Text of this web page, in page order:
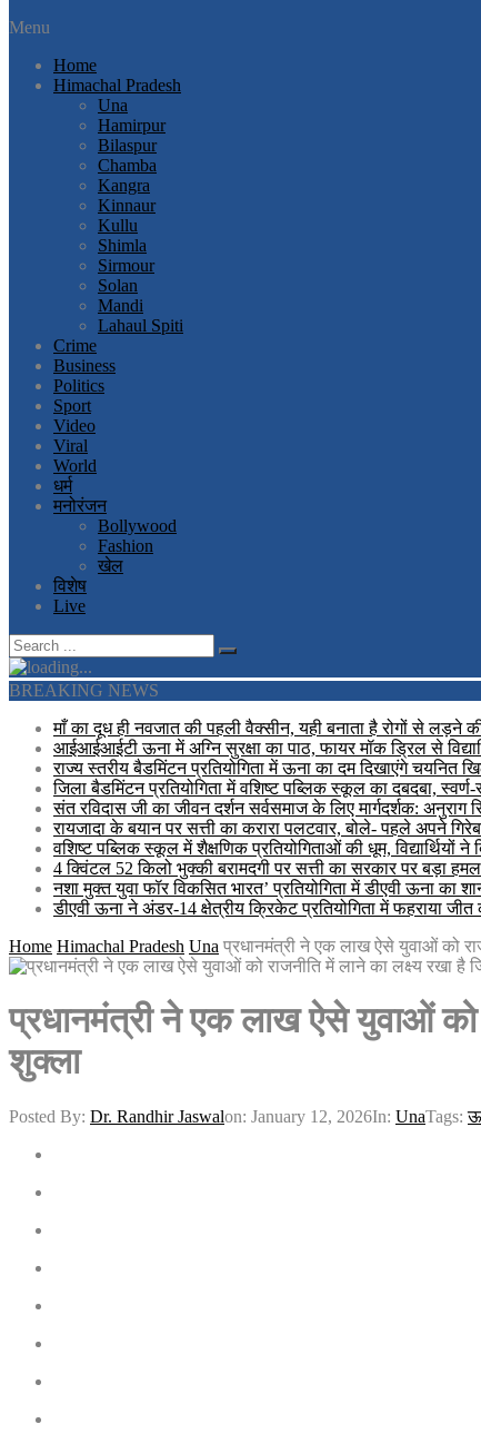
Menu
Home
Himachal Pradesh
Una
Hamirpur
Bilaspur
Chamba
Kangra
Kinnaur
Kullu
Shimla
Sirmour
Solan
Mandi
Lahaul Spiti
Crime
Business
Politics
Sport
Video
Viral
World
धर्म
मनोरंजन
Bollywood
Fashion
खेल
विशेष
Live
BREAKING NEWS
माँ का दूध ही नवजात की पहली वैक्सीन, यही बनाता है रोगों से लड़ने
आईआईआईटी ऊना में अग्नि सुरक्षा का पाठ, फायर मॉक ड्रिल से
राज्य स्तरीय बैडमिंटन प्रतियोगिता में ऊना का दम दिखाएंगे चयनित
जिला बैडमिंटन प्रतियोगिता में वशिष्ट पब्लिक स्कूल का दबदबा,
संत रविदास जी का जीवन दर्शन सर्वसमाज के लिए मार्गदर्शक: अनुराग
रायजादा के बयान पर सत्ती का करारा पलटवार, बोले- पहले अपने
वशिष्ट पब्लिक स्कूल में शैक्षणिक प्रतियोगिताओं की धूम, विद्यार्थियों ने
4 क्विंटल 52 किलो भुक्की बरामदगी पर सत्ती का सरकार पर बड़ा
नशा मुक्त युवा फॉर विकसित भारत’ प्रतियोगिता में डीएवी ऊना का
डीएवी ऊना ने अंडर-14 क्षेत्रीय क्रिकेट प्रतियोगिता में फहराया
Home Himachal Pradesh Una प्रधानमंत्री ने एक लाख ऐसे युवाओं को
प्रधानमंत्री ने एक लाख ऐसे युवाओं को
शुक्ला
Posted By: Dr. Randhir Jaswalon: January 12, 2026In: UnaTags: